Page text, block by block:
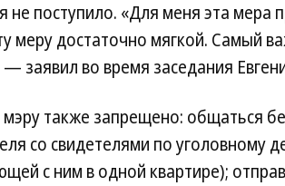
не поступило. «Для меня эта мера
меру достаточно мягкой. Самый
заявил во время заседания
также запрещено: общаться
со свидетелями по уголовному
с ним в одной квартире);